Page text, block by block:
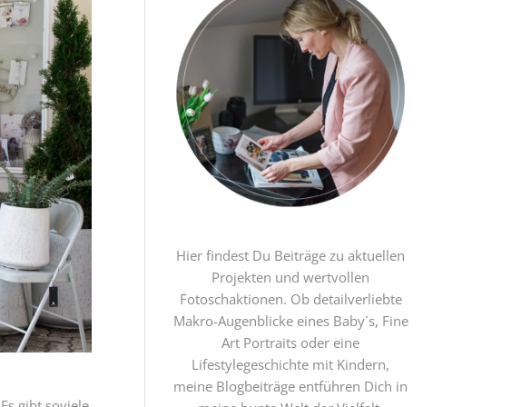
Hier findest Du Beiträge zu aktuellen
Projekten und wertvollen
Fotoschaktionen. Ob detailverliebte
Makro-Augenblicke eines Baby´s, Fine
Art Portraits oder eine
Lifestylegeschichte mit Kindern,
meine Blogbeiträge entführen Dich in